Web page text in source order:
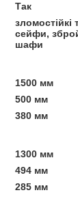
Так
зломостійкі
сейфи,
шафи
1500 мм
500 мм
380 мм
1300 мм
494 мм
285 мм